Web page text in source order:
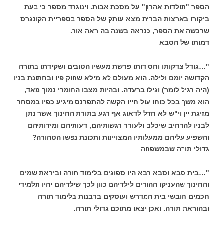
הספר "תולדות אהרון" על מסכת אבות. וינוגרד מספר כי בעת
ביקורו בארצות הברית מצא עותק של הספר בספריית הקונגרס
שרכשה את הספר, כנראה בשנה בה ראה אור.
דמותו של הסבא
"…גודל צדקותו וחסידותו פרשת מעשיו הטובים ושקידתו בתורה
הקדושה יומם ולילה. הוא מעולם לא מילא שחוק פיו ובחתונת בניו
(היה רגיל לומר) וגילו ברעדה. ובהיות מצבו החומרי נמוך מאד,
הוא משך בכל כוחו עול חייו הקשה להתפרנס מיגיע כפיו במסחר
מזיגת יין וי"ש לא חדל לדאוג אף רגע בתורת החינוך אשר נתן
לבניו להרחיב שיכלם ולעורר רגשותיהם, דעותיהם ומידותיהם
והשפיע עליהם ממעלותיו המצויינות ותכונת נפשו הטהורה?
גדולי תורה שבמשפחה
"…בית סבא וסבא רבא היו ספוגים בלימוד תורה וביראת שמים
והחינוך שהעניקו ההורים לילדיהם כוון לכך שילדיהם יהיו תלמידי
חכמים חובשי בית המדרש ועוסקים ברבנות בלימוד תורה
ובהוראת תורה. ואכן יצאו מתוכם גדולי תורה.